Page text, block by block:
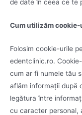
de date în ceea ce te
Cum utilizăm cookie-
Folosim cookie-urile
edentclinic.ro.
cum ar fi numele tău
aflăm informații după
legătura între
cu caracter personal,